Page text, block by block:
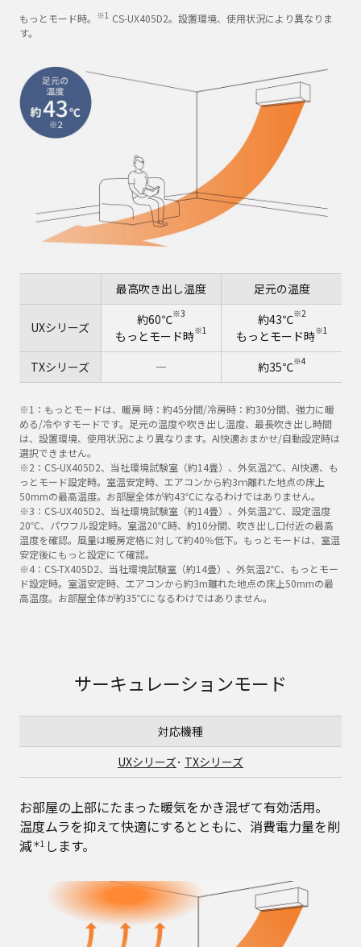
もっとモード時。 ※1 CS-UX405D2。設置環境、使用状況により異なりま
す。
最高吹き出し温度 足元の温度
UXシリーズ 約60℃※3
もっとモード時※1
約43℃※2
もっとモード時※1
TXシリーズ ― 約35℃※4
※1：もっとモードは、暖房 時：約45分間/冷房時：約30分間、強力に暖
める/冷やすモードです。足元の温度や吹き出し温度、最長吹き出し時間
は、設置環境、使用状況により異なります。AI快適おまかせ/自動設定時は
選択できません。
※2：CS-UX405D2、当社環境試験室（約14畳）、外気温2℃、AI快適、も
っとモード設定時。室温安定時、エアコンから約3ｍ離れた地点の床上
50mmの最高温度。お部屋全体が約43℃になるわけではありません。
※3：CS-UX405D2、当社環境試験室（約14畳）、外気温2℃、設定温度
20℃、パワフル設定時。室温20℃時、約10分間、吹き出し口付近の最高
温度を確認。風量は暖房定格に対して約40％低下。もっとモードは、室温
安定後にもっと設定にて確認。
※4：CS-TX405D2、当社環境試験室（約14畳）、外気温2℃、もっとモー
ド設定時。室温安定時、エアコンから約3m離れた地点の床上50mmの最
高温度。お部屋全体が約35℃になるわけではありません。
サーキュレーションモード
対応機種
UXシリーズ･ TXシリーズ
お部屋の上部にたまった暖気をかき混ぜて有効活用。
温度ムラを抑えて快適にするとともに、消費電力量を削
減＊1 します。